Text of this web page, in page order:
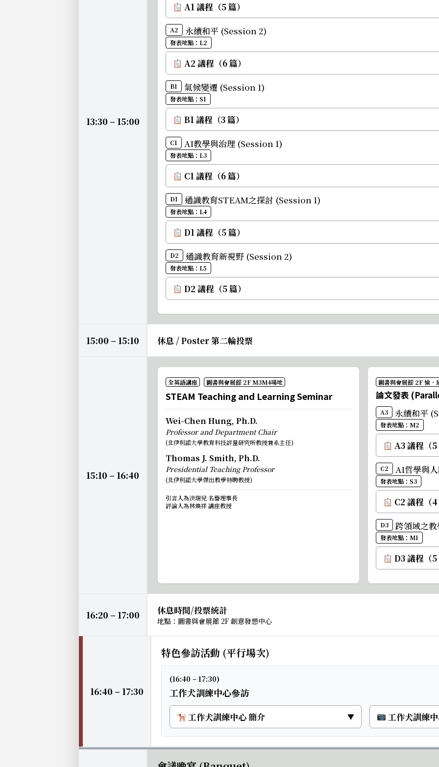
13:30 – 15:00
A1 議程（5 篇）
A2 永續和平 (Session 2)
發表地點：L2
A2 議程（6 篇）
B1 氣候變遷 (Session 1)
發表地點：S1
B1 議程（3 篇）
C1 AI教學與治理 (Session 1)
發表地點：L3
C1 議程（6 篇）
D1 通識教育STEAM之探討 (Session 1)
發表地點：L4
D1 議程（5 篇）
D2 通識教育新視野 (Session 2)
發表地點：L5
D2 議程（5 篇）
15:00 – 15:10 休息 / Poster 第二輪投票
15:10 – 16:40
全英語講座 圖書與會展館 2F M3M4場地
STEAM Teaching and Learning Seminar
Wei-Chen Hung, Ph.D.
Professor and Department Chair
(北伊利諾大學教育科技評量研究所教授兼系主任)
Thomas J. Smith, Ph.D.
Presidential Teaching Professor
(北伊利諾大學傑出教學特聘教授)
引言人為洪瑞兒 名譽理事長
評論人為林煥祥 講座教授
圖書與會展館 2F 愉．
論文發表
A3 永續和平
發表地點：M2
A3 議程（
C2 AI哲學與
發表地點：S3
C2 議程（
D3 跨領域之
發表地點：M1
D3 議程（
16:20 – 17:00 休息時間/投票統計
地點：圖書與會展館 2F 創意發想中心
16:40 – 17:30
特色參訪活動 (平行場次)
(16:40 – 17:30)
工作犬訓練中心參訪
工作犬訓練中心 簡介 ▼ 工作犬訓練